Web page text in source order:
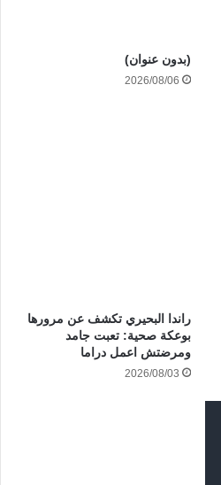
(بدون عنوان)
2026/08/06
راندا البحيري تكشف عن مرورها
بوعكة صحية: تعبت جامد
ومرضتش اعمل دراما
2026/08/03